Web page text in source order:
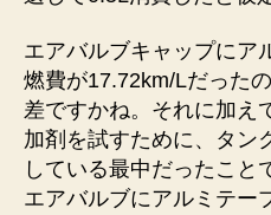
エアバルブキャップにア
燃費が17.72km/Lだった
差ですかね。それに加え
加剤を試すために、タン
している最中だったこと
エアバルブにアルミテー